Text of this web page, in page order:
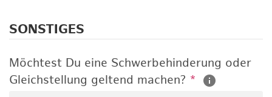
SONSTIGES
Möchtest Du eine Schwerbehinderung oder
Gleichstellung geltend machen? *